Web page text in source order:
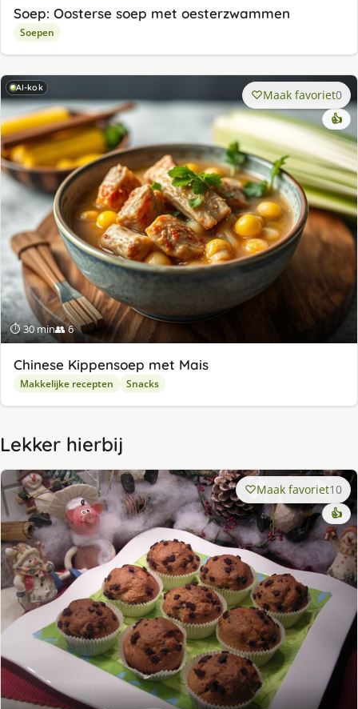
Soep: Oosterse soep met oesterzwammen
Soepen
AI-kok
⏱ 30 min👥 6
Maak favoriet0
👍
Chinese Kippensoep met Mais
Makkelijke recepten Snacks
Lekker hierbij
Maak favoriet10
👍